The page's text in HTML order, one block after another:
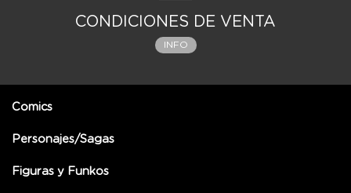
CONDICIONES DE VENTA
INFO
Comics
Personajes/Sagas
Figuras y Funkos